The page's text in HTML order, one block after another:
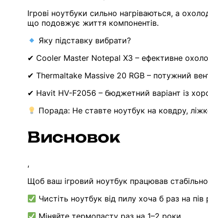
Ігрові ноутбуки сильно нагріваються, а
що подовжує життя компонентів.
Яку підставку вибрати?
✔ Cooler Master Notepal X3 – ефективне
✔ Thermaltake Massive 20 RGB – потужний
✔ Havit HV-F2056 – бюджетний варіант із
Порада: Не ставте ноутбук на ковдру,
Висновок
,
Щоб ваш ігровий ноутбук працював
Чистіть ноутбук від пилу хоча б раз на пів